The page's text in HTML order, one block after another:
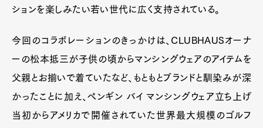
ションを楽しみたい若い世代に広く支持されている。
今回のコラボレーションのきっかけは、CLUBHAUSオーナ
ーの松本抵三が子供の頃からマンシングウェアのアイテムを
父親とお揃いで着ていたなど、もともとブランドと馴染みが深
かったことに加え、ペンギン バイ マンシングウェア立ち上げ
当初からアメリカで開催されていた世界最大規模のゴルフ